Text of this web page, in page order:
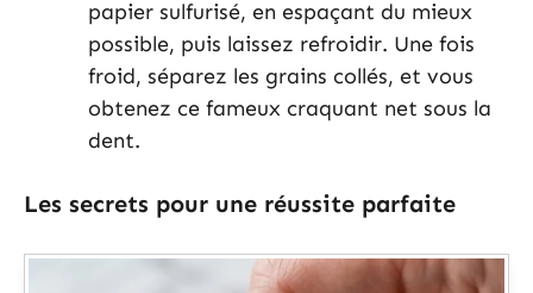
papier sulfurisé, en espaçant du mieux
possible, puis laissez refroidir. Une fois
froid, séparez les grains collés, et vous
obtenez ce fameux craquant net sous la
dent.
Les secrets pour une réussite parfaite